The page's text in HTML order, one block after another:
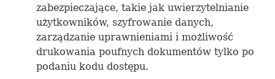
zabezpieczające, takie jak uwierzytelnianie
użytkowników, szyfrowanie danych,
zarządzanie uprawnieniami i możliwość
drukowania poufnych dokumentów tylko po
podaniu kodu dostępu.